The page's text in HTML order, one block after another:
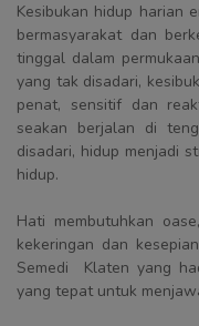
Kesibukan hidup harian
bermasyarakat dan
tinggal dalam
yang tak disadari,
penat, sensitif dan
seakan berjalan di
disadari, hidup menjadi
hidup.
Hati membutuhkan
kekeringan dan
Semedi Klaten yang
yang tepat untuk